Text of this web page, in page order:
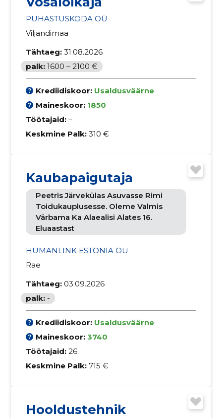
PUHASTUSKODA OÜ
Viljandimaa
Tähtaeg: 31.08.2026
palk: 1600 – 2100 €
Krediidiskoor: Usaldusväärne
Maineskoor: 1850
Töötajaid: –
Keskmine Palk: 310 €
Kaubapaigutaja
Peetris Järvekülas Asuvasse Rimi
Toidukauplusesse. Oleme Valmis
Värbama Ka Alaealisi Alates 16.
Eluaastast
HUMANLINK ESTONIA OÜ
Rae
Tähtaeg: 03.09.2026
palk: -
Krediidiskoor: Usaldusväärne
Maineskoor: 3740
Töötajaid: 26
Keskmine Palk: 715 €
Hooldustehnik